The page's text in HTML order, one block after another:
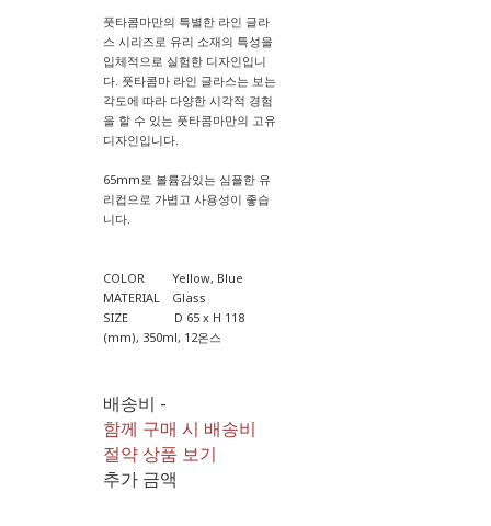
풋타콤마만의 특별한 라인 글라
스 시리즈로 유리 소재의 특성을
입체적으로 실험한 디자인입니
다. 풋타콤마 라인 글라스는 보는
각도에 따라 다양한 시각적 경험
을 할 수 있는 풋타콤마만의 고유
디자인입니다.
65mm로 볼륨감있는 심플한 유
리컵으로 가볍고 사용성이 좋습
니다.
COLOR Yellow, Blue
MATERIAL Glass
SIZE D 65 x H 118
(mm), 350ml, 12온스
배송비 -
함께 구매 시 배송비
절약 상품 보기
추가 금액